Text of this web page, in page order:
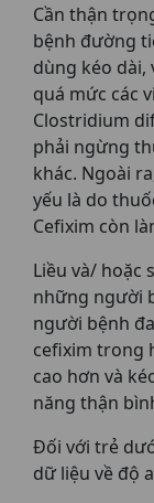
Cần thận
bệnh đường
dùng kéo dài,
quá mức các
Clostridium
phải ngừng
khác. Ngoài
yếu là do
Cefixim còn
Liều và/ hoặc
những người
người bệnh
cefixim trong
cao hơn và
năng thận
Đối với trẻ
dữ liệu về độ